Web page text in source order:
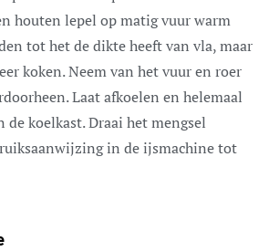
houten lepel op matig vuur warm
tot het de dikte heeft van vla, maar
koken. Neem van het vuur en roer
Laat afkoelen en helemaal
de koelkast. Draai het mengsel
in de ijsmachine tot